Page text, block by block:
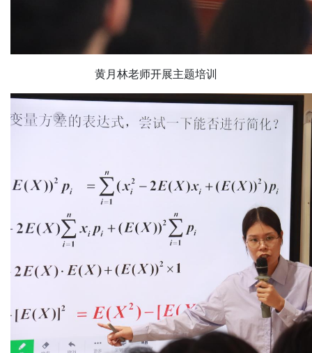
黄月林老师开展主题培训